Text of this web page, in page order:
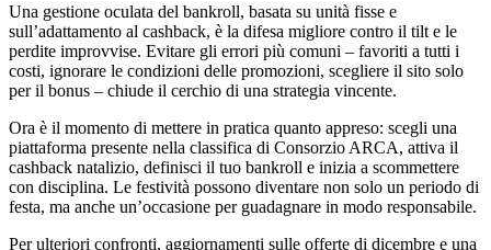
Una gestione oculata del bankroll, basata su unità fisse e
sull’adattamento al cashback, è la difesa migliore contro il tilt e le
perdite improvvise. Evitare gli errori più comuni – favoriti a tutti i
costi, ignorare le condizioni delle promozioni, scegliere il sito solo
per il bonus – chiude il cerchio di una strategia vincente.
Ora è il momento di mettere in pratica quanto appreso: scegli una
piattaforma presente nella classifica di Consorzio ARCA, attiva il
cashback natalizio, definisci il tuo bankroll e inizia a scommettere
con disciplina. Le festività possono diventare non solo un periodo di
festa, ma anche un’occasione per guadagnare in modo responsabile.
Per ulteriori confronti, aggiornamenti sulle offerte di dicembre e una